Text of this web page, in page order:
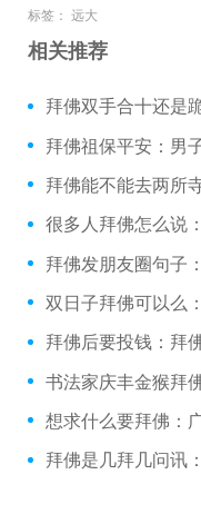
标签： 远大
相关推荐